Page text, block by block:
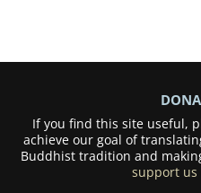
If you find this site useful,
achieve our goal of
Buddhist tradition and
support us